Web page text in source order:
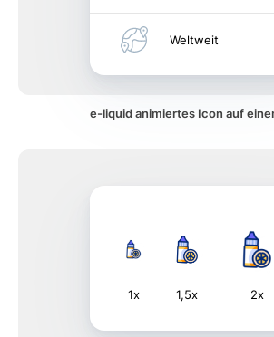
Weltweit
e-liquid animiertes Icon auf
1x 1,5x 2x